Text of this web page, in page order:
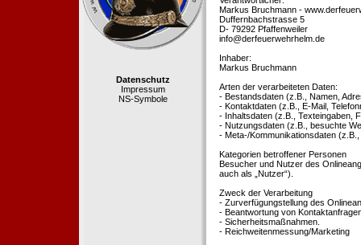
Datenschutz
Impressum
NS-Symbole
Markus Bruchmann -
Duffernbachstrasse 5
D- 79292 Pfaffenweiler
info@derfeuerwehrhelm.de
Inhaber:
Markus Bruchmann
Arten der verarbeiteten Daten:
- Bestandsdaten (z.B., Namen,
- Kontaktdaten (z.B., E-Mail,
- Inhaltsdaten (z.B., Texteingaben,
- Nutzungsdaten (z.B., besuchte
- Meta-/Kommunikationsdaten
Kategorien betroffener Personen
Besucher und Nutzer des
auch als „Nutzer“).
Zweck der Verarbeitung
- Zurverfügungstellung des
- Beantwortung von
- Sicherheitsmaßnahmen.
- Reichweitenmessung/Marketing